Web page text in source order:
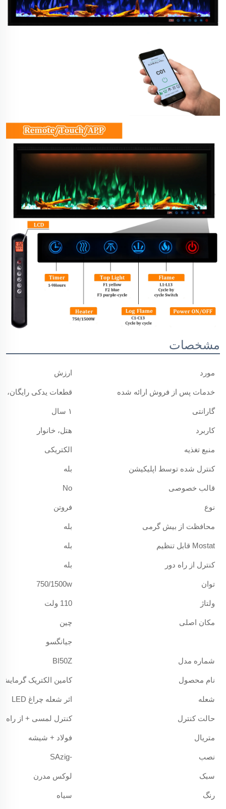
مشخصات
مورد ارزش
خدمات پس از فروش ارائه شده قطعات یدکی رایگان،
گارانتی ۱ سال
کاربرد هتل، خانوار
منبع تغذیه الکتریکی
کنترل شده توسط اپلیکیشن بله
قالب خصوصی No
نوع فروتن
محافظت از بیش گرمی بله
Mostat قابل تنظیم بله
کنترل از راه دور بله
توان 750/1500w
ولتاژ 110 ولت
مکان اصلی چین
جیانگسو
شماره مدل BI50Z
نام محصول کامین الکتریک
شعله اثر شعله چراغ LED
حالت کنترل کنترل لمسی + از راه
متریال فولاد + شیشه
نصب -SAzig
سبک لوکس مدرن
رنگ سیاه